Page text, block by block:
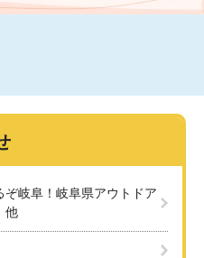
岐阜！岐阜県アウトドア
他